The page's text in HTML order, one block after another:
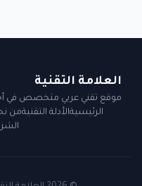
العلامة التقنية
موقع تقني عربي متخصص في
الرئيسيةالأدلة التقنيةمن